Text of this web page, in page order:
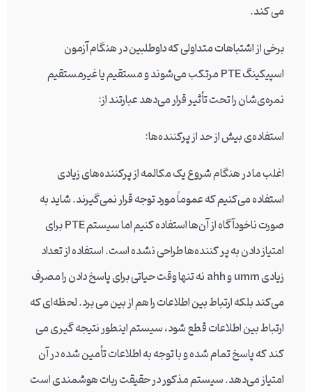
می کند.
برخی از اشتباهات متداولی که داوطلبین در هنگام آزمون
اسپیکینگ PTE مرتکب می‌شوند و مستقیم یا غیرمستقیم
نمره‌ی‌شان را تحت تأثیر قرار می‌دهد عبارتند از:
استفاده‌ی بیش از حد از پرکننده‌ها:
اغلب ما در هنگام شروع یک مکالمه از پرکننده‌های زیادی
استفاده می‌کنیم که عموماً مورد توجه قرار نمی‌گیرند. شاید به
صورت ناخودآگاه از آن‌ها استفاده کنیم اما سیستم PTE برای
امتیاز دادن به پر کننده‌ها طراحی نشده است. استفاده از تعداد
زیادی umm و ahh نه تنها وقت حیاتی برای پاسخ دادن را مصرف
می‌کند بلکه ارتباط بین اطلاعات را هم از بین می برد. لحظه‌ای که
ارتباط بین اطلاعات قطع شود، سیستم اینطور نتیجه گیری می
کند که پاسخ تمام شده و با توجه به اطلاعات تأمین شده در آن
امتیاز می‌دهد. سیستم مذکور در حقیقت ربات هوشمندی است